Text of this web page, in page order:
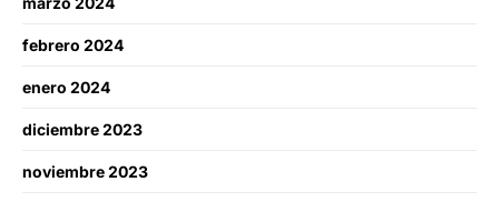
febrero 2024
enero 2024
diciembre 2023
noviembre 2023